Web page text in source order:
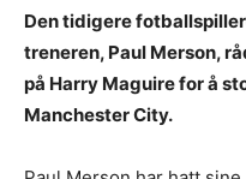
Den tidigere
treneren, Paul Merson,
på Harry Maguire for å
Manchester City.